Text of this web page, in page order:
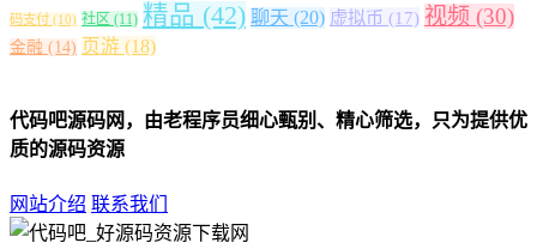
码支付 (10) 社区 (11) 精品 (42) 聊天 (20) 虚拟币 (17) 视频 (30)
金融 (14) 页游 (18)
代码吧源码网，由老程序员细心甄别、精心筛选，只为提供优
质的源码资源
网站介绍 联系我们